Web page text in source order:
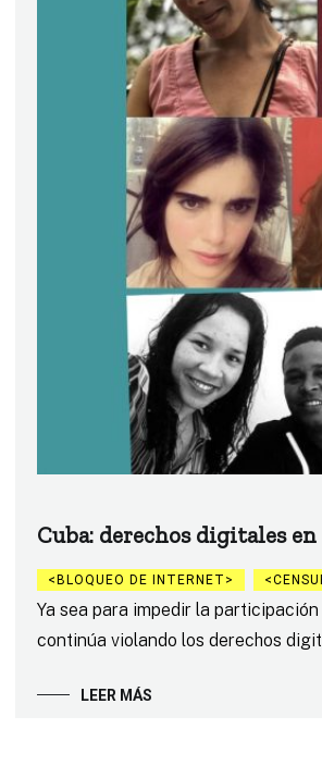
Cuba: derechos digitales
BLOQUEO DE INTERNET
Ya sea para impedir la
continúa violando los derechos
LEER MÁS